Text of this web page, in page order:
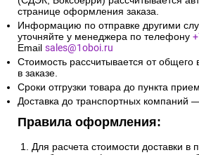
странице оформления заказа.
Информацию по отправке другими
уточняйте у менеджера по телефону
Email sales@1oboi.ru
Стоимость рассчитывается от общего
в заказе.
Сроки отгрузки товара до пункта
Доставка до транспортных компаний
Правила оформления:
Для расчета стоимости доставки в